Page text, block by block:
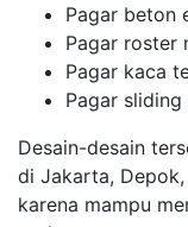
Pagar beton
Pagar roster
Pagar kaca
Pagar
Desain-desain
di Jakarta,
karena mampu